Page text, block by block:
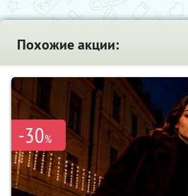
Похожие акции:
-30%